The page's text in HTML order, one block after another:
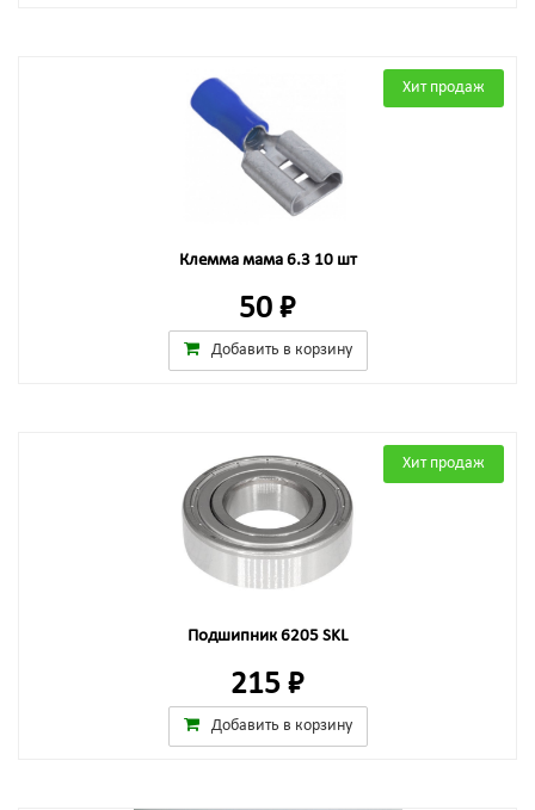
Хит продаж
Клемма мама 6.3 10 шт
50 ₽
Добавить в корзину
Хит продаж
Подшипник 6205 SKL
215 ₽
Добавить в корзину